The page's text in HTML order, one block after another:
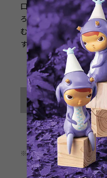
口跡は露出せず、迫力
ろんバリや湯口等を処
むこともできます。専
す。
日本国
※この商品は2点までのご